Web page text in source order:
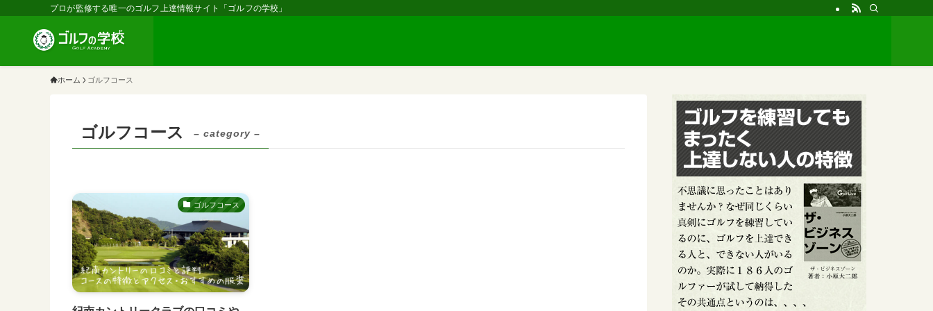
プロが監修する唯一のゴルフ上達情報サイト「ゴルフの学校」
ホーム ゴルフコース
ゴルフコース – category –
ゴルフコース